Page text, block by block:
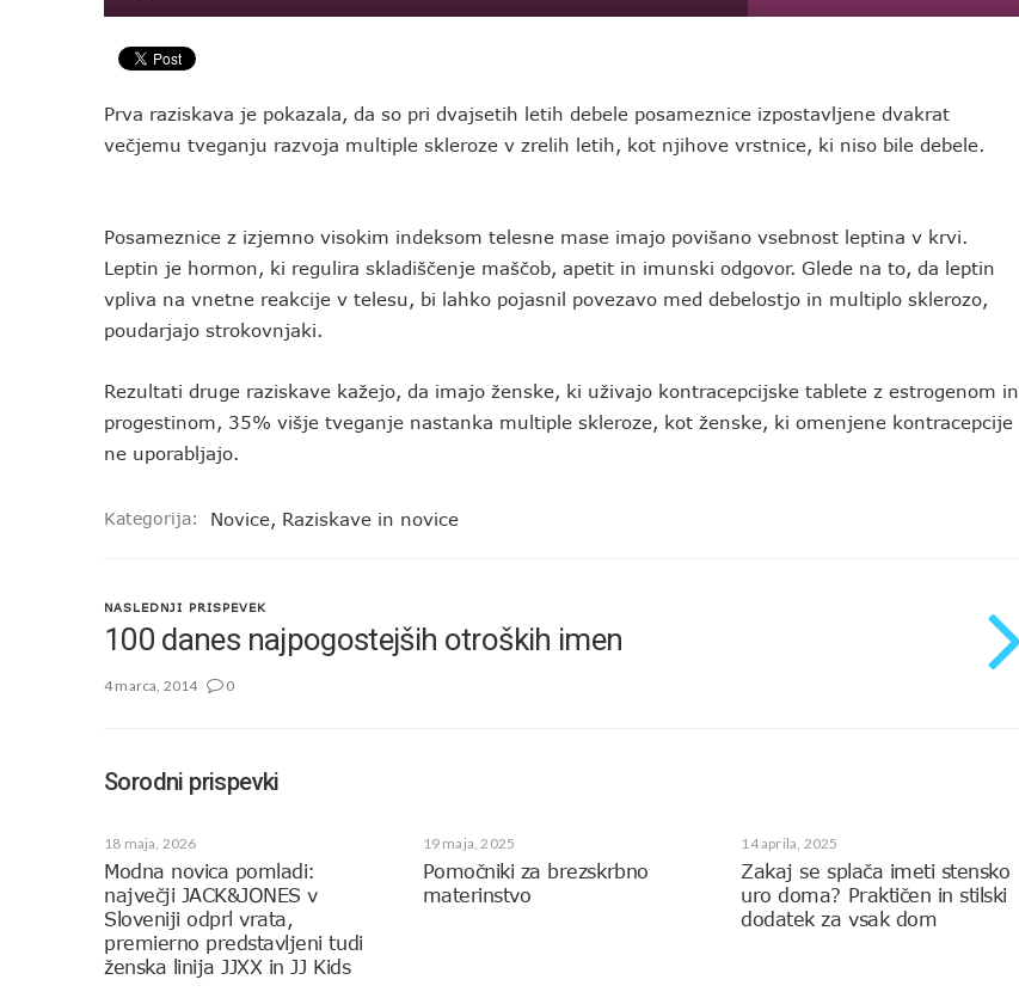
Prva raziskava je pokazala, da so pri dvajsetih letih debele posameznice izpostavljene dvakrat
večjemu tveganju razvoja multiple skleroze v zrelih letih, kot njihove vrstnice, ki niso bile debele.
Posameznice z izjemno visokim indeksom telesne mase imajo povišano vsebnost leptina v krvi.
Leptin je hormon, ki regulira skladiščenje maščob, apetit in imunski odgovor. Glede na to, da leptin
vpliva na vnetne reakcije v telesu, bi lahko pojasnil povezavo med debelostjo in multiplo sklerozo,
poudarjajo strokovnjaki.
Rezultati druge raziskave kažejo, da imajo ženske, ki uživajo kontracepcijske tablete z estrogenom in
progestinom, 35% višje tveganje nastanka multiple skleroze, kot ženske, ki omenjene kontracepcije
ne uporabljajo.
Kategorija: Novice, Raziskave in novice
NASLEDNJI PRISPEVEK
100 danes najpogostejših otroških imen
4 marca, 2014 0
Sorodni prispevki
18 maja, 2026
Modna novica pomladi:
največji JACK&JONES v
Sloveniji odprl vrata,
premierno predstavljeni tudi
ženska linija JJXX in JJ Kids
19 maja, 2025
Pomočniki za brezskrbno
materinstvo
14 aprila, 2025
Zakaj se splača imeti stensko
uro doma? Praktičen in stilski
dodatek za vsak dom